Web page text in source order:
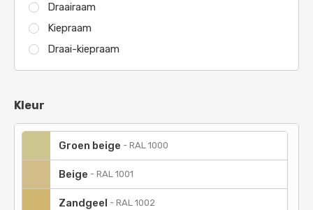
Draairaam
Kiepraam
Draai-kiepraam
Kleur
Groen beige - RAL 1000
Beige - RAL 1001
Zandgeel - RAL 1002